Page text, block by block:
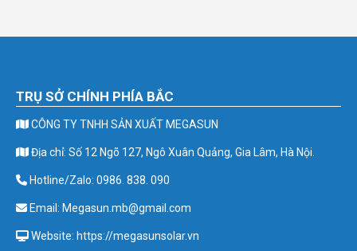
TRỤ SỞ CHÍNH PHÍA BẮC
CÔNG TY TNHH SẢN XUẤT MEGASUN
Địa chỉ: Số 12 Ngõ 127, Ngô Xuân Quảng, Gia Lâm, Hà Nội.
Hotline/Zalo: 0986. 838. 090
Email: Megasun.mb@gmail.com
Website: https://megasunsolar.vn